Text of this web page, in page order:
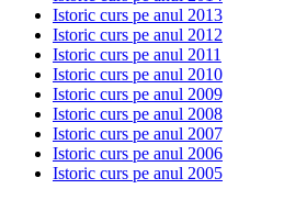
Istoric curs pe anul 2013
Istoric curs pe anul 2012
Istoric curs pe anul 2011
Istoric curs pe anul 2010
Istoric curs pe anul 2009
Istoric curs pe anul 2008
Istoric curs pe anul 2007
Istoric curs pe anul 2006
Istoric curs pe anul 2005